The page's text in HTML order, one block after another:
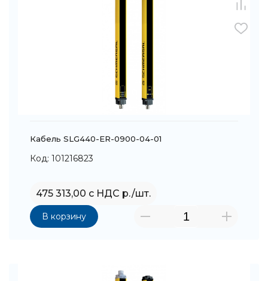
Кабель SLG440-ER-0900-04-01
Код: 101216823
475 313,00 с НДС р./шт.
В корзину